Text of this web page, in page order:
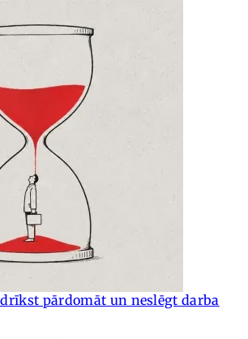
pārdomāt un neslēgt darba